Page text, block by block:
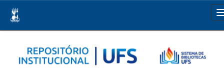
navigation